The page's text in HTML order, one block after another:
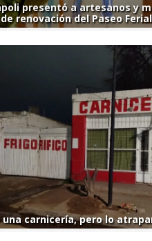
presentó a artesanos y
renovación del Paseo Ferial
una carnicería, pero lo